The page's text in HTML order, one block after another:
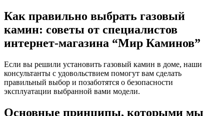
Как правильно выбрать газовый
камин: советы от специалистов
интернет-магазина “Мир Каминов”
Если вы решили установить газовый камин в доме, наши
консультанты с удовольствием помогут вам сделать
правильный выбор и позаботятся о безопасности
эксплуатации выбранной вами модели.
Основные принципы, которыми мы